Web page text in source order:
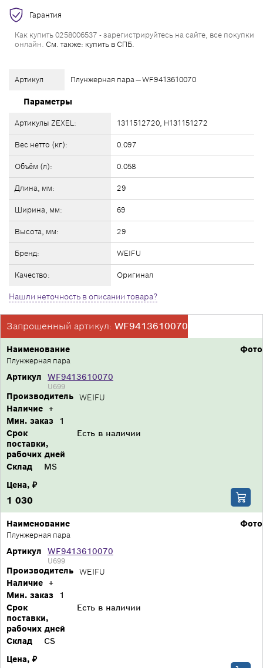
Артикул Плунжерная пара — WF9413610070
Параметры
Артикулы ZEXEL: 1311512720, H131151272
Вес нетто (кг): 0.097
Объём (л): 0.058
Длина, мм: 29
Ширина, мм: 69
Высота, мм: 29
Бренд: WEIFU
Качество: Оригинал
Нашли неточность в описании товара?
Гарантия
Как купить 0258006537 - зарегистрируйтесь на сайте, все покупки
онлайн. См. также: купить в СПБ.
Запрошенный артикул: WF9413610070
Фото
Производитель WEIFU
Артикул WF9413610070
U699
Наименование
Плунжерная пара
Наличие +
Мин. заказ
1
Срок
поставки,
рабочих дней
Есть в наличии
Склад
MS
Цена, ₽
1 030
Фото
Производитель WEIFU
Артикул WF9413610070
U699
Наименование
Плунжерная пара
Наличие +
Мин. заказ
1
Срок
поставки,
рабочих дней
Есть в наличии
Склад
CS
Цена, ₽